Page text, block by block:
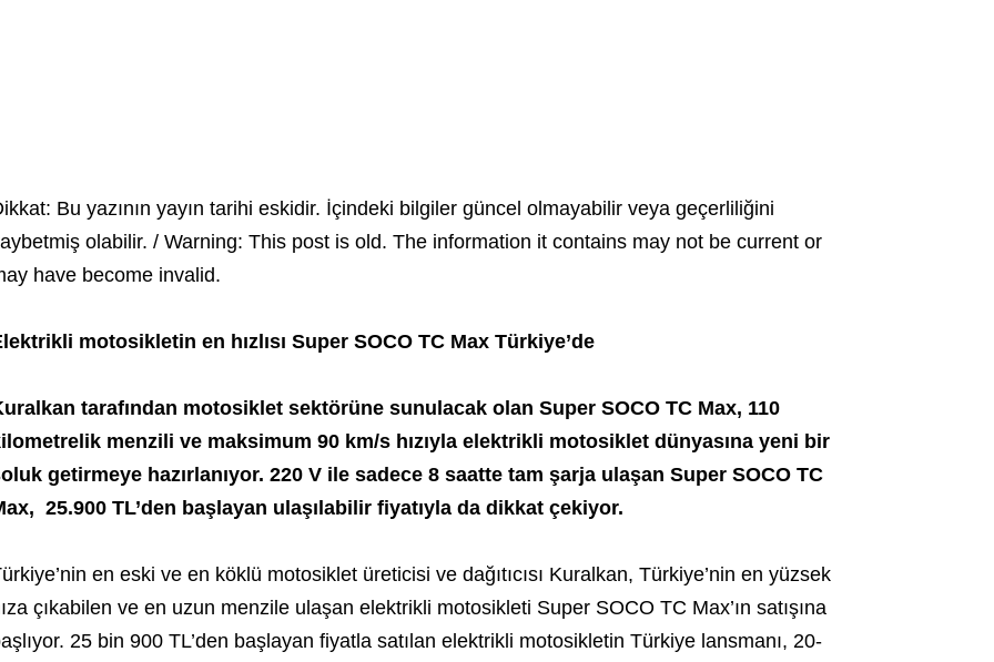
Bu yazının yayın tarihi eskidir. İçindeki bilgiler güncel olmayabilir veya geçerliliğini
olabilir. / Warning: This post is old. The information it contains may not be current or
have become invalid.
motosikletin en hızlısı Super SOCO TC Max Türkiye’de
tarafından motosiklet sektörüne sunulacak olan Super SOCO TC Max, 110
menzili ve maksimum 90 km/s hızıyla elektrikli motosiklet dünyasına yeni bir
getirmeye hazırlanıyor. 220 V ile sadece 8 saatte tam şarja ulaşan Super SOCO TC
25.900 TL’den başlayan ulaşılabilir fiyatıyla da dikkat çekiyor.
en eski ve en köklü motosiklet üreticisi ve dağıtıcısı Kuralkan, Türkiye’nin en yüzsek
çıkabilen ve en uzun menzile ulaşan elektrikli motosikleti Super SOCO TC Max’ın satışına
25 bin 900 TL’den başlayan fiyatla satılan elektrikli motosikletin Türkiye lansmanı, 20-